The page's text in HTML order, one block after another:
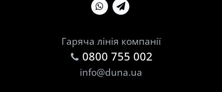
Гаряча лінія компанії
0800 755 002
info@duna.ua